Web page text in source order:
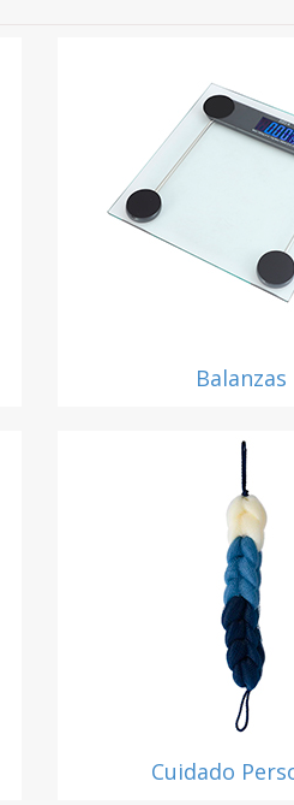
Balanzas
Cuidado